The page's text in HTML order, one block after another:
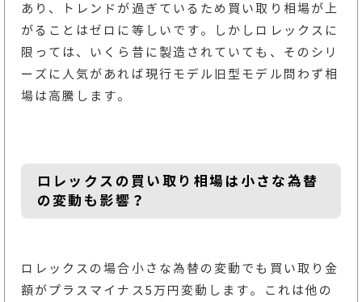
あり、トレンドが過ぎているため買い取り相場が上
がることはゼロに等しいです。しかしロレックスに
限っては、いくら昔に製造されていても、そのシリ
ーズに人気があれば現行モデル旧型モデル問わず相
場は高騰します。
ロレックスの買い取り相場は小さな為替
の変動も影響？
ロレックスの場合小さな為替の変動でも買い取り金
額がプラスマイナス5万円変動します。これは他の